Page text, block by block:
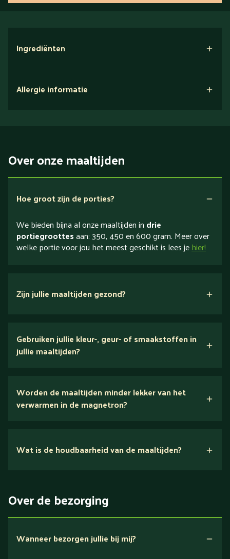
Ingrediënten
Allergie informatie
Over onze maaltijden
Hoe groot zijn de porties?
We bieden bijna al onze maaltijden in drie
portiegroottesaan: 350, 450 en 600 gram. Meer over
welke portie voor jou het meest geschikt is lees jehier!
Zijn jullie maaltijden gezond?
voedingsexperts
Verlaagd in koolhydraten
Verlaagd in zout
Gebruiken jullie kleur-, geur- of smaakstoffen in
jullie maaltijden?
Worden de maaltijden minder lekker van het
verwarmen in de magnetron?
Wat is de houdbaarheid van de maaltijden?
Over de bezorging
Wanneer bezorgen jullie bij mij?